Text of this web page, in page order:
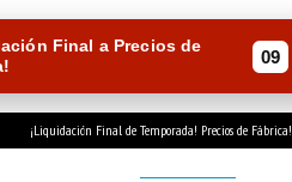
Final a Precios de
09
¡Liquidación Final de Temporada! Precios de Fábrica!